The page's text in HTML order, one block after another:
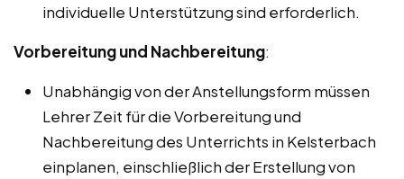
individuelle Unterstützung sind erforderlich.
Vorbereitung und Nachbereitung:
Unabhängig von der Anstellungsform müssen
Lehrer Zeit für die Vorbereitung und
Nachbereitung des Unterrichts in Kelsterbach
einplanen, einschließlich der Erstellung von